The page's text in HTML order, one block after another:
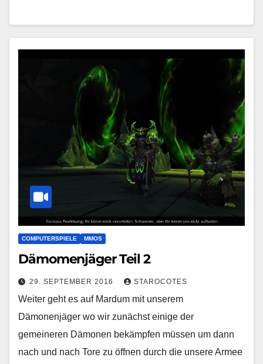
COMPUTERSPIELE MMOS
Dämomenjäger Teil 2
29. SEPTEMBER 2016 STAROCOTES
Weiter geht es auf Mardum mit unserem
Dämonenjäger wo wir zunächst einige der
gemeineren Dämonen bekämpfen müssen um dann
nach und nach Tore zu öffnen durch die unsere Armee